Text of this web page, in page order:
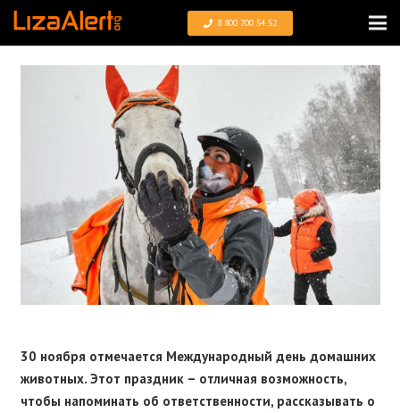
8 800 700 54 52
30 ноября отмечается Международный день домашних
животных. Этот праздник – отличная возможность,
чтобы напоминать об ответственности, рассказывать о